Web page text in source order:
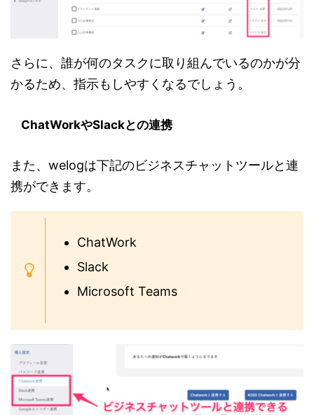
さらに、誰が何のタスクに取り組んでいるのかが分
かるため、指示もしやすくなるでしょう。
ChatWorkやSlackとの連携
また、welogは下記のビジネスチャットツールと連
携ができます。
ChatWork
Slack
Microsoft Teams